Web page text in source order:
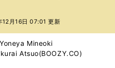
12月16日 07:01 更新
Mineoki
Atsuo(BOOZY.CO)